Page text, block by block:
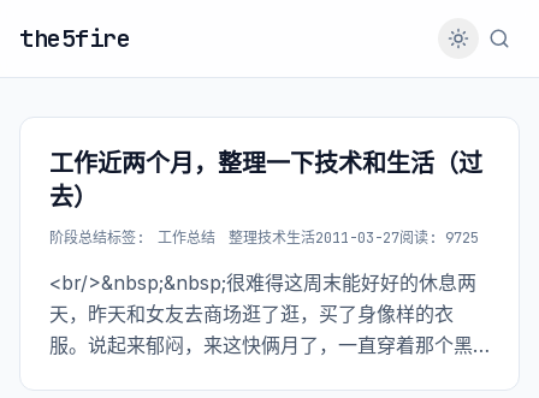
the5fire
工作近两个月，整理一下技术和生活（过
去）
阶段总结标签: 工作总结 整理技术生活2011-03-27阅读: 9725
<br/>&nbsp;&nbsp;很难得这周末能好好的休息两
天，昨天和女友去商场逛了逛，买了身像样的衣
服。说起来郁闷，来这快俩月了，一直穿着那个黑